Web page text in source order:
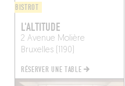
BISTROT
L'ALTITUDE
2 Avenue Molière
Bruxelles (1190)
RÉSERVER UNE TABLE